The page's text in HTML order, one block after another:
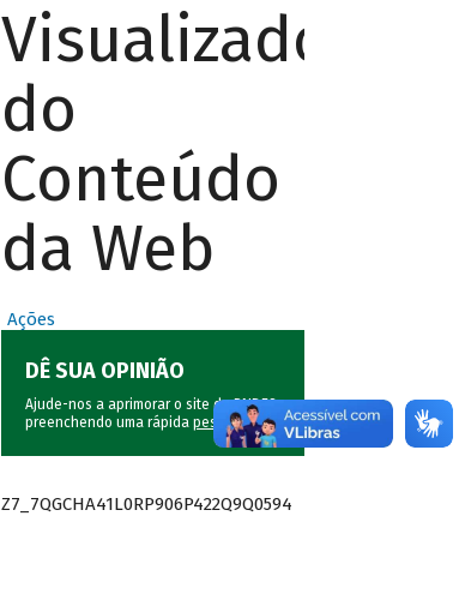
Visualizador
do
Conteúdo
da Web
Ações
DÊ SUA OPINIÃO
Ajude-nos a aprimorar o site do BNDES
preenchendo uma rápida pesquisa.
Z7_7QGCHA41L0RP906P422Q9Q0594